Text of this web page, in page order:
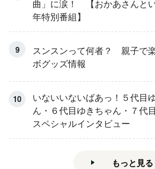
曲」に涙！ 【おかあさんと
年特別番組】
スンスンって何者？ 親子で
ボグッズ情報
いないいないばあっ！５代目
ん・６代目ゆきちゃん・７代
スペシャルインタビュー
もっと見る